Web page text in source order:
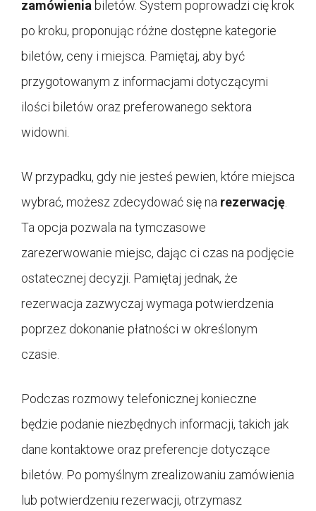
zamówienia biletów. System poprowadzi cię krok
po kroku, proponując różne dostępne kategorie
biletów, ceny i miejsca. Pamiętaj, aby być
przygotowanym z informacjami dotyczącymi
ilości biletów oraz preferowanego sektora
widowni.
W przypadku, gdy nie jesteś pewien, które miejsca
wybrać, możesz zdecydować się na rezerwację
Ta opcja pozwala na tymczasowe
zarezerwowanie miejsc, dając ci czas na podjęcie
ostatecznej decyzji. Pamiętaj jednak, że
rezerwacja zazwyczaj wymaga potwierdzenia
poprzez dokonanie płatności w określonym
czasie.
Podczas rozmowy telefonicznej konieczne
będzie podanie niezbędnych informacji, takich jak
dane kontaktowe oraz preferencje dotyczące
biletów. Po pomyślnym zrealizowaniu zamówienia
lub potwierdzeniu rezerwacji, otrzymasz